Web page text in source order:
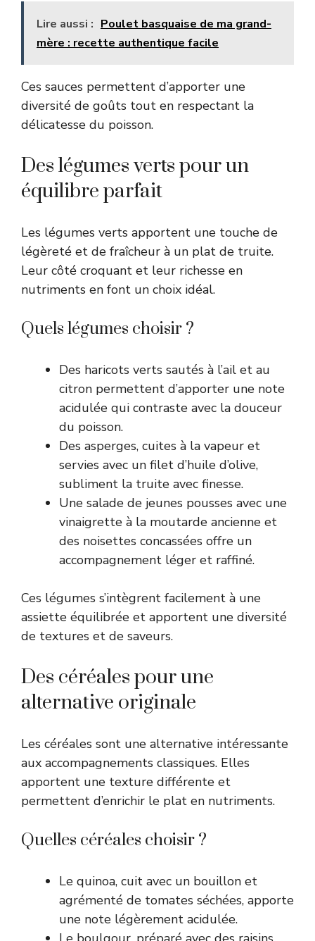
Lire aussi : Poulet basquaise de ma grand-
mère : recette authentique facile
Ces sauces permettent d’apporter une
diversité de goûts tout en respectant la
délicatesse du poisson.
Des légumes verts pour un
équilibre parfait
Les légumes verts apportent une touche de
légèreté et de fraîcheur à un plat de truite.
Leur côté croquant et leur richesse en
nutriments en font un choix idéal.
Quels légumes choisir ?
Des haricots verts sautés à l’ail et au
citron permettent d’apporter une note
acidulée qui contraste avec la douceur
du poisson.
Des asperges, cuites à la vapeur et
servies avec un filet d’huile d’olive,
subliment la truite avec finesse.
Une salade de jeunes pousses avec une
vinaigrette à la moutarde ancienne et
des noisettes concassées offre un
accompagnement léger et raffiné.
Ces légumes s’intègrent facilement à une
assiette équilibrée et apportent une diversité
de textures et de saveurs.
Des céréales pour une
alternative originale
Les céréales sont une alternative intéressante
aux accompagnements classiques. Elles
apportent une texture différente et
permettent d’enrichir le plat en nutriments.
Quelles céréales choisir ?
Le quinoa, cuit avec un bouillon et
agrémenté de tomates séchées, apporte
une note légèrement acidulée.